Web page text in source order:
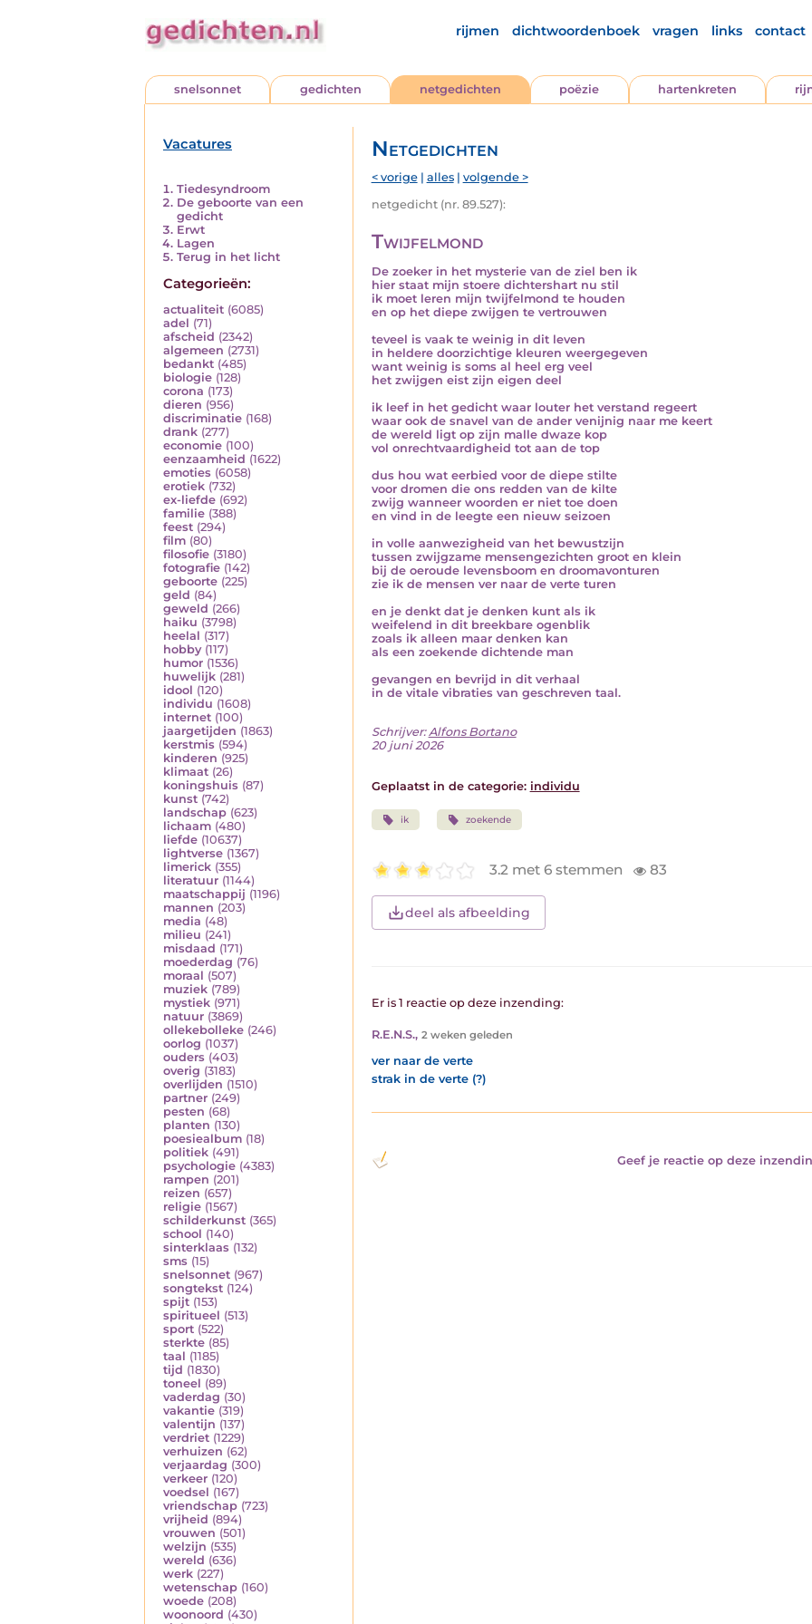
rijmen dichtwoordenboek vragen links contact
snelsonnet gedichten netgedichten poëzie hartenkreten
Vacatures
Tiedesyndroom
De geboorte van een
gedicht
Erwt
Lagen
Terug in het licht
Categorieën:
actualiteit (6085)
adel (71)
afscheid (2342)
algemeen (2731)
bedankt (485)
biologie (128)
corona (173)
dieren (956)
discriminatie (168)
drank (277)
economie (100)
eenzaamheid (1622)
emoties (6058)
erotiek (732)
ex-liefde (692)
familie (388)
feest (294)
film (80)
filosofie (3180)
fotografie (142)
geboorte (225)
geld (84)
geweld (266)
haiku (3798)
heelal (317)
hobby (117)
humor (1536)
huwelijk (281)
idool (120)
individu (1608)
internet (100)
jaargetijden (1863)
kerstmis (594)
kinderen (925)
klimaat (26)
koningshuis (87)
kunst (742)
landschap (623)
lichaam (480)
liefde (10637)
lightverse (1367)
limerick (355)
literatuur (1144)
maatschappij (1196)
mannen (203)
media (48)
milieu (241)
misdaad (171)
moederdag (76)
moraal (507)
muziek (789)
mystiek (971)
natuur (3869)
ollekebolleke (246)
oorlog (1037)
ouders (403)
overig (3183)
overlijden (1510)
partner (249)
pesten (68)
planten (130)
poesiealbum (18)
politiek (491)
psychologie (4383)
rampen (201)
reizen (657)
religie (1567)
schilderkunst (365)
school (140)
sinterklaas (132)
sms (15)
snelsonnet (967)
songtekst (124)
spijt (153)
spiritueel (513)
sport (522)
sterkte (85)
taal (1185)
tijd (1830)
toneel (89)
vaderdag (30)
vakantie (319)
valentijn (137)
verdriet (1229)
verhuizen (62)
verjaardag (300)
verkeer (120)
voedsel (167)
vriendschap (723)
vrijheid (894)
vrouwen (501)
welzijn (535)
wereld (636)
werk (227)
wetenschap (160)
woede (208)
woonoord (430)
Netgedichten
< vorige| alles| volgende >
netgedicht (nr. 89.527):
Twijfelmond
De zoeker in het mysterie van de ziel ben ik
hier staat mijn stoere dichtershart nu stil
ik moet leren mijn twijfelmond te houden
en op het diepe zwijgen te vertrouwen
teveel is vaak te weinig in dit leven
in heldere doorzichtige kleuren weergegeven
want weinig is soms al heel erg veel
het zwijgen eist zijn eigen deel
ik leef in het gedicht waar louter het verstand regeert
waar ook de snavel van de ander venijnig naar me keert
de wereld ligt op zijn malle dwaze kop
vol onrechtvaardigheid tot aan de top
dus hou wat eerbied voor de diepe stilte
voor dromen die ons redden van de kilte
zwijg wanneer woorden er niet toe doen
en vind in de leegte een nieuw seizoen
in volle aanwezigheid van het bewustzijn
tussen zwijgzame mensengezichten groot en klein
bij de oeroude levensboom en droomavonturen
zie ik de mensen ver naar de verte turen
en je denkt dat je denken kunt als ik
weifelend in dit breekbare ogenblik
zoals ik alleen maar denken kan
als een zoekende dichtende man
gevangen en bevrijd in dit verhaal
in de vitale vibraties van geschreven taal.
Schrijver: Alfons Bortano
20 juni 2026
Geplaatst in de categorie: individu
ik zoekende
3.2 met 6 stemmen 83
deel als afbeelding
Er is 1 reactie op deze inzending:
R.E.N.S., 2 weken geleden
ver naar de verte
strak in de verte (?)
Geef je reactie op deze